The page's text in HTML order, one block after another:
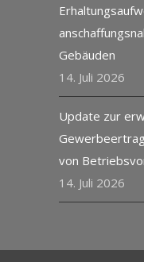
Gebäuden
14. Juli 2026
Update zur
von
14. Juli 2026